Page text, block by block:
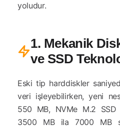
yoludur.
1. Mekanik
ve SSD
Eski tip harddiskler
veri işleyebilirken, yeni
550 MB, NVMe M.2 SSD
3500 MB ila 7000 MB